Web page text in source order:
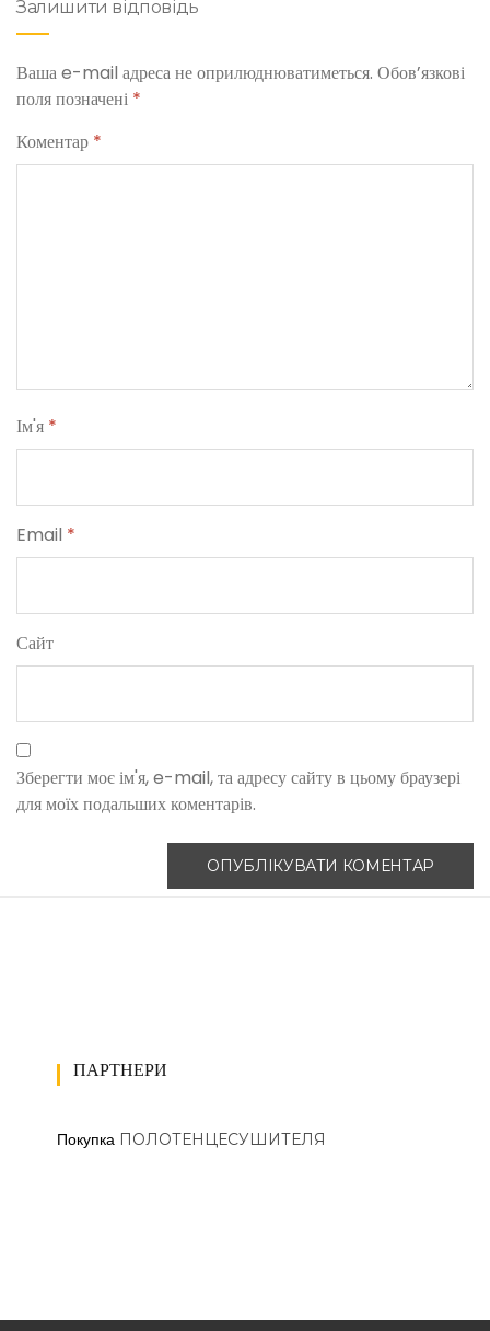
Залишити відповідь
Ваша e-mail адреса не оприлюднюватиметься. Обов’язкові
поля позначені *
Коментар *
Ім'я *
Email *
Сайт
Зберегти моє ім'я, e-mail, та адресу сайту в цьому браузері
для моїх подальших коментарів.
ПАРТНЕРИ
Покупка ПОЛОТЕНЦЕСУШИТЕЛЯ